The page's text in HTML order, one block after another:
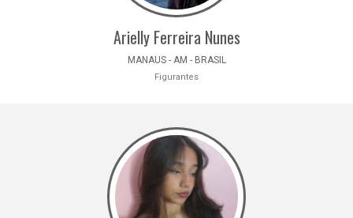
Arielly Ferreira Nunes
MANAUS - AM - BRASIL
Figurantes